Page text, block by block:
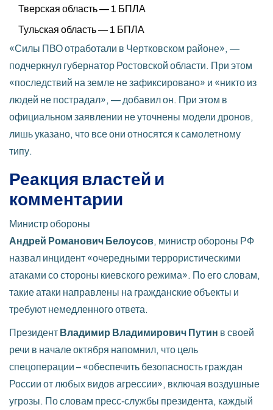
Тверская область — 1 БПЛА
Тульская область — 1 БПЛА
«Силы ПВО отработали в Чертковском районе», —
подчеркнул губернатор Ростовской области. При этом
«последствий на земле не зафиксировано» и «никто из
людей не пострадал», — добавил он. При этом в
официальном заявлении не уточнены модели дронов,
лишь указано, что все они относятся к самолетному
типу.
Реакция властей и
комментарии
Министр обороны
Андрей Романович Белоусов, министр обороны РФ
назвал инцидент «очередными террористическими
атаками со стороны киевского режима». По его словам,
такие атаки направлены на гражданские объекты и
требуют немедленного ответа.
Президент Владимир Владимирович Путин в своей
речи в начале октября напомнил, что цель
спецоперации – «обеспечить безопасность граждан
России от любых видов агрессии», включая воздушные
угрозы. По словам пресс‑службы президента, каждый